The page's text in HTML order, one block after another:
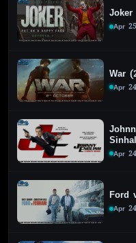
Joker
Apr
War
Apr
Apr
Ford
Apr